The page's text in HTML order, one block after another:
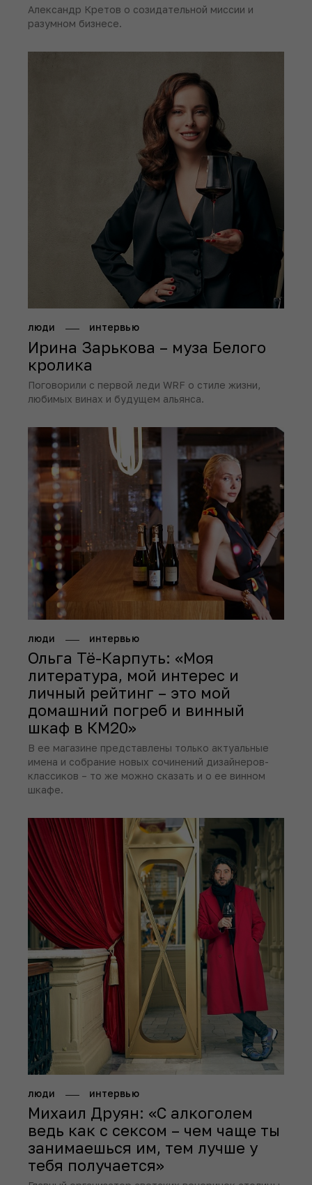
Александр Кретов о созидательной миссии и
разумном бизнесе.
люди интервью
Ирина Зарькова – муза Белого
кролика
Поговорили с первой леди WRF о стиле жизни,
любимых винах и будущем альянса.
люди интервью
Ольга Тё-Карпуть: «Моя
литература, мой интерес и
личный рейтинг – это мой
домашний погреб и винный
шкаф в КМ20»
В ее магазине представлены только актуальные
имена и собрание новых сочинений дизайнеров-
классиков – то же можно сказать и о ее винном
шкафе.
люди интервью
Михаил Друян: «С алкоголем
ведь как с сексом – чем чаще ты
занимаешься им, тем лучше у
тебя получается»